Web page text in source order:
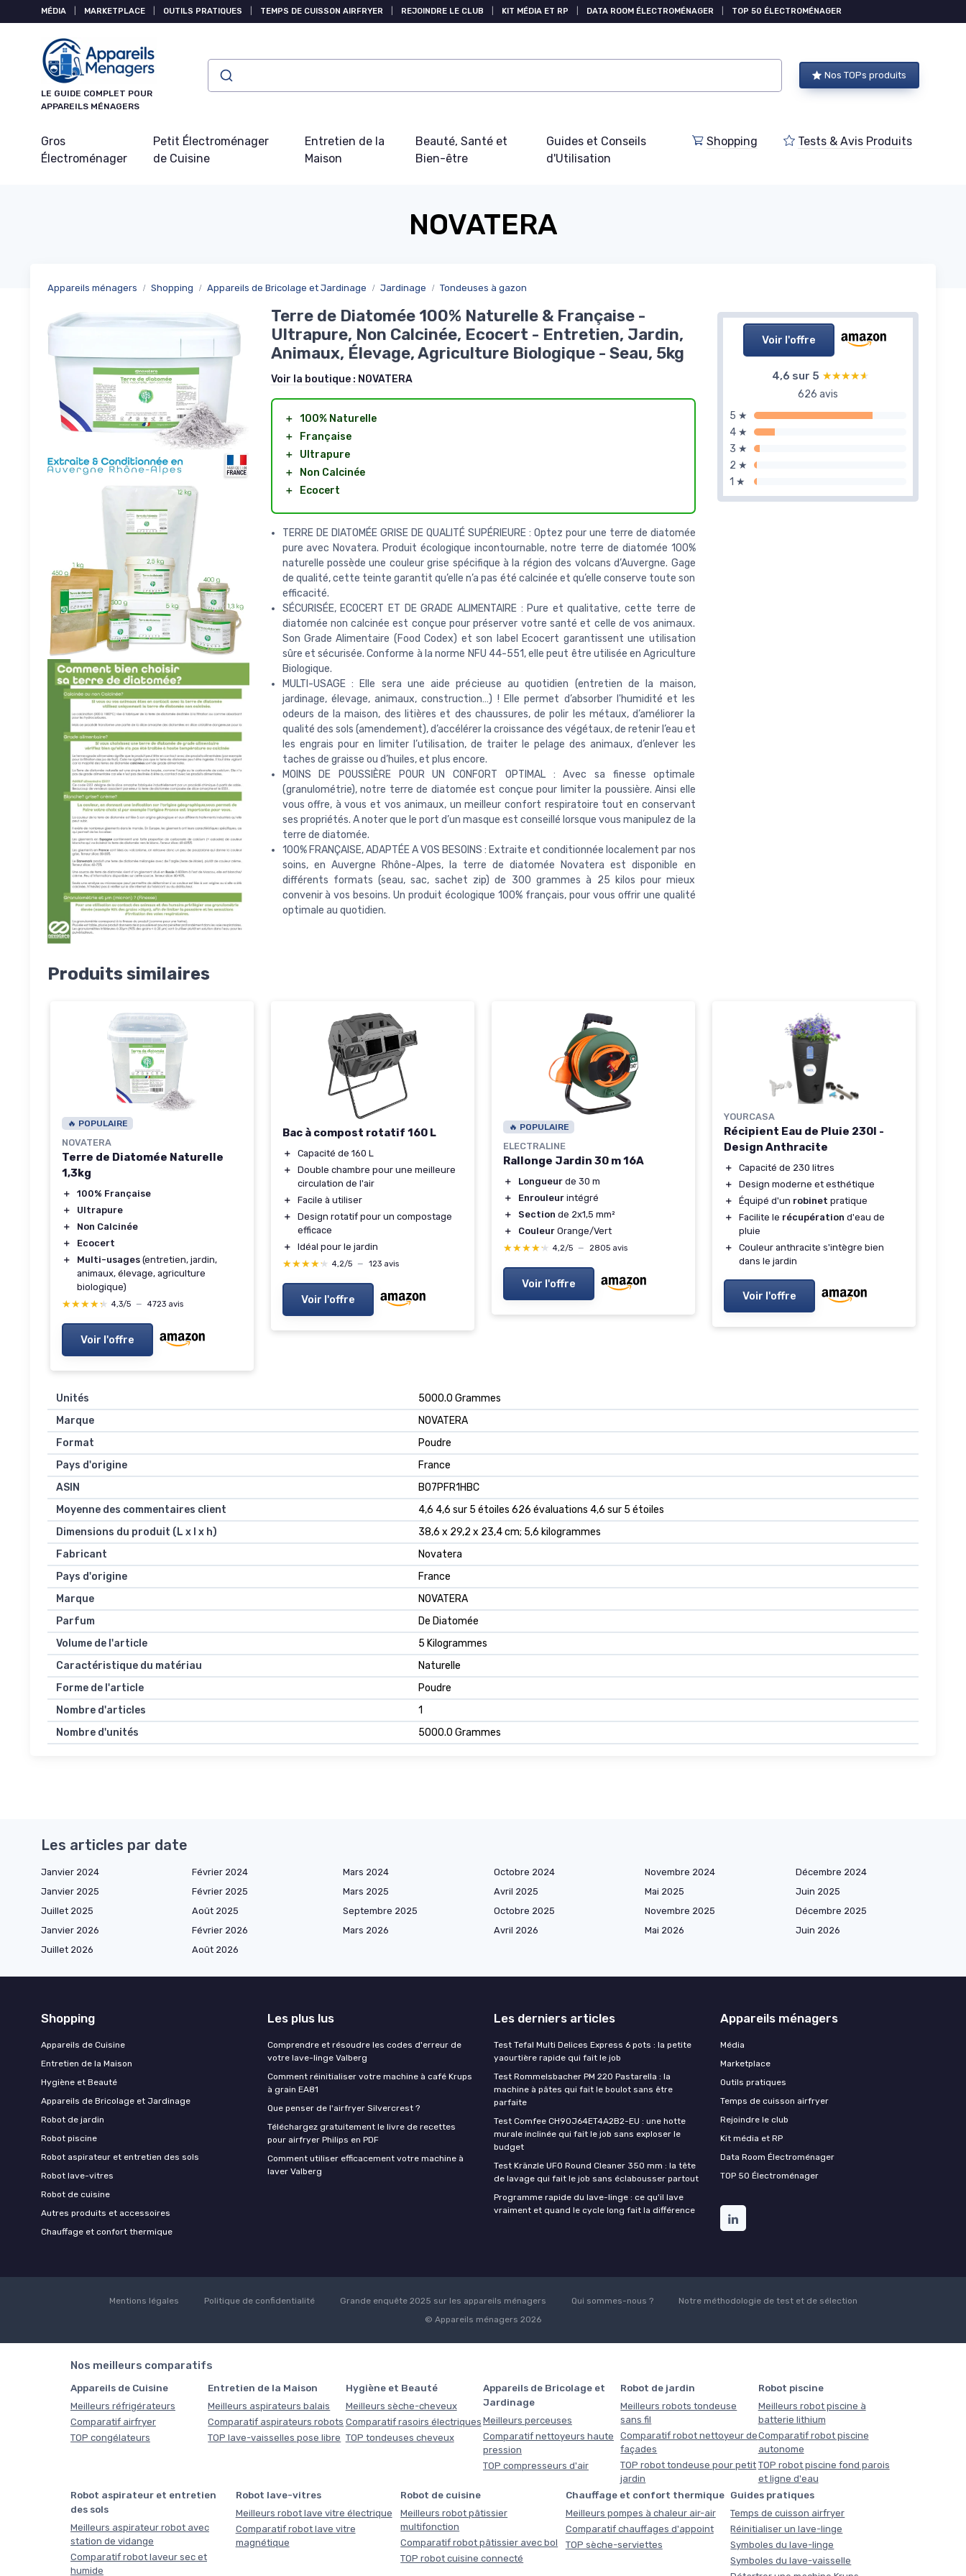
MÉDIA MARKETPLACE OUTILS PRATIQUES TEMPS DE CUISSON AIRFRYER REJOINDRE LE CLUB KIT MÉDIA ET RP DATA ROOM ÉLECTROMÉNAGER TOP 50 ÉLECTROMÉNAGER
LE GUIDE COMPLET POUR
APPAREILS MÉNAGERS
Nos TOPs produits
Gros
Électroménager
Petit Électroménager
de Cuisine
Entretien de la
Maison
Beauté, Santé et
Bien-être
Guides et Conseils
d'Utilisation
Shopping Tests & Avis Produits
NOVATERA
Appareils ménagers Shopping Appareils de Bricolage et Jardinage Jardinage Tondeuses à gazon
Voir l'offre
4,6 sur 5 ★★★★★
★★★★★
626 avis
5 ★
4 ★
3 ★
2 ★
1 ★
Terre de Diatomée 100% Naturelle & Française -
Ultrapure, Non Calcinée, Ecocert - Entretien, Jardin,
Animaux, Élevage, Agriculture Biologique - Seau, 5kg
Voir la boutique : NOVATERA
＋ 100% Naturelle
＋
Française
＋
Ultrapure
＋
Non Calcinée
＋
Ecocert
TERRE DE DIATOMÉE GRISE DE QUALITÉ SUPÉRIEURE : Optez pour une terre de diatomée
pure avec Novatera. Produit écologique incontournable, notre terre de diatomée 100%
naturelle possède une couleur grise spécifique à la région des volcans d’Auvergne. Gage
de qualité, cette teinte garantit qu’elle n’a pas été calcinée et qu’elle conserve toute son
efficacité.
SÉCURISÉE, ECOCERT ET DE GRADE ALIMENTAIRE : Pure et qualitative, cette terre de
diatomée non calcinée est conçue pour préserver votre santé et celle de vos animaux.
Son Grade Alimentaire (Food Codex) et son label Ecocert garantissent une utilisation
sûre et sécurisée. Conforme à la norme NFU 44-551, elle peut être utilisée en Agriculture
Biologique.
MULTI-USAGE : Elle sera une aide précieuse au quotidien (entretien de la maison,
jardinage, élevage, animaux, construction…) ! Elle permet d’absorber l'humidité et les
odeurs de la maison, des litières et des chaussures, de polir les métaux, d’améliorer la
qualité des sols (amendement), d’accélérer la croissance des végétaux, de retenir l’eau et
les engrais pour en limiter l’utilisation, de traiter le pelage des animaux, d’enlever les
taches de graisse ou d’huiles, et plus encore.
MOINS DE POUSSIÈRE POUR UN CONFORT OPTIMAL : Avec sa finesse optimale
(granulométrie), notre terre de diatomée est conçue pour limiter la poussière. Ainsi elle
vous offre, à vous et vos animaux, un meilleur confort respiratoire tout en conservant
ses propriétés. A noter que le port d’un masque est conseillé lorsque vous manipulez de la
terre de diatomée.
100% FRANÇAISE, ADAPTÉE A VOS BESOINS : Extraite et conditionnée localement par nos
soins, en Auvergne Rhône-Alpes, la terre de diatomée Novatera est disponible en
différents formats (seau, sac, sachet zip) de 300 grammes à 25 kilos pour mieux
convenir à vos besoins. Un produit écologique 100% français, pour vous offrir une qualité
optimale au quotidien.
Produits similaires
🔥 POPULAIRE
NOVATERA
Terre de Diatomée Naturelle
1,3kg
＋
100% Française
＋
Ultrapure
＋
Non Calcinée
＋
Ecocert
＋
Multi-usages (entretien, jardin,
animaux, élevage, agriculture
biologique)
★★★★★
★★★★★ 4,3/5 — 4723 avis
Voir l'offre
Bac à compost rotatif 160 L
＋
Capacité de 160 L
＋
Double chambre pour une meilleure
circulation de l'air
＋
Facile à utiliser
＋
Design rotatif pour un compostage
efficace
＋
Idéal pour le jardin
★★★★★
★★★★★ 4,2/5 — 123 avis
Voir l'offre
🔥 POPULAIRE
ELECTRALINE
Rallonge Jardin 30 m 16A
＋ Longueur de 30 m
＋
Enrouleur intégré
＋
Section de 2x1,5 mm²
＋
Couleur Orange/Vert
★★★★★
★★★★★ 4,2/5 — 2805 avis
Voir l'offre
YOURCASA
Récipient Eau de Pluie 230l -
Design Anthracite
＋
Capacité de 230 litres
＋
Design moderne et esthétique
＋
Équipé d'un robinet pratique
＋
Facilite le récupération d'eau de
pluie
＋
Couleur anthracite s'intègre bien
dans le jardin
Voir l'offre
Unités
‎5000.0 Grammes
Marque
‎NOVATERA
Format
‎Poudre
Pays d'origine
‎France
ASIN
B07PFR1HBC
Moyenne des commentaires client
4,6 4,6 sur 5 étoiles 626 évaluations 4,6 sur 5 étoiles
Dimensions du produit (L x l x h)
38,6 x 29,2 x 23,4 cm; 5,6 kilogrammes
Fabricant
Novatera
Pays d'origine
France
Marque
NOVATERA
Parfum
De Diatomée
Volume de l'article
5 Kilogrammes
Caractéristique du matériau
Naturelle
Forme de l'article
Poudre
Nombre d'articles
1
Nombre d'unités
5000.0 Grammes
Les articles par date
Janvier 2024 Février 2024 Mars 2024 Octobre 2024 Novembre 2024
Décembre 2024
Janvier 2025
Février 2025 Mars 2025 Avril 2025 Mai 2025
Juin 2025
Juillet 2025
Août 2025 Septembre 2025 Octobre 2025 Novembre 2025
Décembre 2025
Janvier 2026
Février 2026 Mars 2026 Avril 2026 Mai 2026
Juin 2026
Juillet 2026
Août 2026
Shopping
Appareils de Cuisine
Entretien de la Maison
Hygiène et Beauté
Appareils de Bricolage et Jardinage
Robot de jardin
Robot piscine
Robot aspirateur et entretien des sols
Robot lave-vitres
Robot de cuisine
Autres produits et accessoires
Chauffage et confort thermique
Les plus lus
Comprendre et résoudre les codes d'erreur de
votre lave-linge Valberg
Comment réinitialiser votre machine à café Krups
à grain EA81
Que penser de l'airfryer Silvercrest ?
Téléchargez gratuitement le livre de recettes
pour airfryer Philips en PDF
Comment utiliser efficacement votre machine à
laver Valberg
Les derniers articles
Test Tefal Multi Delices Express 6 pots : la petite
yaourtière rapide qui fait le job
Test Rommelsbacher PM 220 Pastarella : la
machine à pâtes qui fait le boulot sans être
parfaite
Test Comfee CH90J64ET4A2B2-EU : une hotte
murale inclinée qui fait le job sans exploser le
budget
Test Kränzle UFO Round Cleaner 350 mm : la tête
de lavage qui fait le job sans éclabousser partout
Programme rapide du lave-linge : ce qu'il lave
vraiment et quand le cycle long fait la différence
Appareils ménagers
Média
Marketplace
Outils pratiques
Temps de cuisson airfryer
Rejoindre le club
Kit média et RP
Data Room Électroménager
TOP 50 Électroménager
Mentions légales Politique de confidentialité Grande enquête 2025 sur les appareils ménagers Qui sommes-nous ?
Notre méthodologie de test et de sélection
© Appareils ménagers 2026
Nos meilleurs comparatifs
Appareils de Cuisine
Meilleurs réfrigérateurs
Comparatif airfryer
TOP congélateurs
Entretien de la Maison
Meilleurs aspirateurs balais
Comparatif aspirateurs robots
TOP lave-vaisselles pose libre
Hygiène et Beauté
Meilleurs sèche-cheveux
Comparatif rasoirs électriques
TOP tondeuses cheveux
Appareils de Bricolage et
Jardinage
Meilleurs perceuses
Comparatif nettoyeurs haute
pression
TOP compresseurs d'air
Robot de jardin
Meilleurs robots tondeuse
sans fil
Comparatif robot nettoyeur de
façades
TOP robot tondeuse pour petit
jardin
Robot piscine
Meilleurs robot piscine à
batterie lithium
Comparatif robot piscine
autonome
TOP robot piscine fond parois
et ligne d'eau
Robot aspirateur et entretien
des sols
Meilleurs aspirateur robot avec
station de vidange
Comparatif robot laveur sec et
humide
Robot lave-vitres
Meilleurs robot lave vitre électrique
Comparatif robot lave vitre
magnétique
Robot de cuisine
Meilleurs robot pâtissier
multifonction
Comparatif robot pâtissier avec bol
TOP robot cuisine connecté
Chauffage et confort thermique
Meilleurs pompes à chaleur air-air
Comparatif chauffages d'appoint
TOP sèche-serviettes
Guides pratiques
Temps de cuisson airfryer
Réinitialiser un lave-linge
Symboles du lave-linge
Symboles du lave-vaisselle
Panneau de gestion des cookies